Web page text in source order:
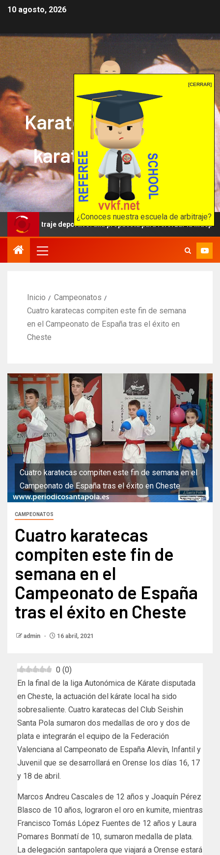
[CERRAR]
¿Conoces nuestra escuela de arbitraje?
10 agosto, 2026
Karate mrprepor: el
karate en internet
El karate en internet
deportivo: una propuesta para reforzar la independencia
Inicio
Campeonatos
Cuatro karatecas compiten este fin de semana
en el Campeonato de España tras el éxito en
Cheste
Cuatro karatecas compiten este fin de semana en el
Campeonato de España tras el éxito en Cheste
CAMPEONATOS
Cuatro karatecas
compiten este fin de
semana en el
Campeonato de España
tras el éxito en Cheste
admin 16 abril, 2021
0 (0)
En la final de la liga Autonómica de Kárate disputada
en Cheste, la actuación del kárate local ha sido
sobresaliente. Cuatro karatecas del Club Seishin
Santa Pola sumaron dos medallas de oro y dos de
plata e integrarán el equipo de la Federación
Valenciana al Campeonato de España Alevín, Infantil y
Juvenil que se desarrollará en Orense los días 16, 17
y 18 de abril.
Marcos Andreu Cascales de 12 años y Joaquín Pérez
Blasco de 10 años, lograron el oro en kumite, mientras
Francisco Tomás López Fuentes de 12 años y Laura
Pomares Bonmatí de 10, sumaron medalla de plata.
La delegación santapolera que viajará a Orense estará